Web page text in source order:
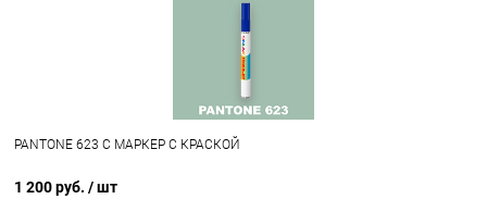
PANTONE 623 C МАРКЕР С КРАСКОЙ
1 200 руб. / шт